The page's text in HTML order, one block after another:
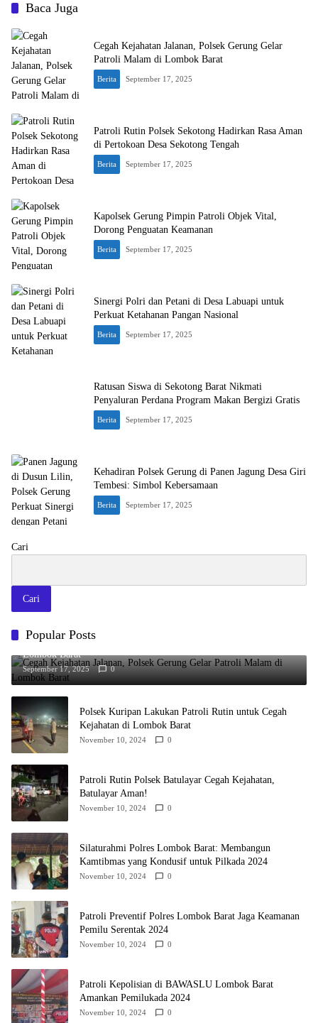
Baca Juga
Cegah Kejahatan Jalanan, Polsek Gerung Gelar
Patroli Malam di Lombok Barat
Berita September 17, 2025
Patroli Rutin Polsek Sekotong Hadirkan Rasa Aman
di Pertokoan Desa Sekotong Tengah
Berita September 17, 2025
Kapolsek Gerung Pimpin Patroli Objek Vital,
Dorong Penguatan Keamanan
Berita September 17, 2025
Sinergi Polri dan Petani di Desa Labuapi untuk
Perkuat Ketahanan Pangan Nasional
Berita September 17, 2025
Ratusan Siswa di Sekotong Barat Nikmati
Penyaluran Perdana Program Makan Bergizi Gratis
Berita September 17, 2025
Kehadiran Polsek Gerung di Panen Jagung Desa Giri
Tembesi: Simbol Kebersamaan
Berita September 17, 2025
Cari
Cari
Popular Posts
Cegah Kejahatan Jalanan, Polsek Gerung Gelar Patroli Malam di
Lombok Barat
September 17, 2025 0
Polsek Kuripan Lakukan Patroli Rutin untuk Cegah
Kejahatan di Lombok Barat
November 10, 2024 0
Patroli Rutin Polsek Batulayar Cegah Kejahatan,
Batulayar Aman!
November 10, 2024 0
Silaturahmi Polres Lombok Barat: Membangun
Kamtibmas yang Kondusif untuk Pilkada 2024
November 10, 2024 0
Patroli Preventif Polres Lombok Barat Jaga Keamanan
Pemilu Serentak 2024
November 10, 2024 0
Patroli Kepolisian di BAWASLU Lombok Barat
Amankan Pemilukada 2024
November 10, 2024 0